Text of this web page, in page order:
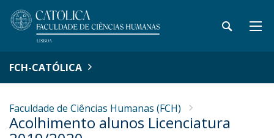
FCH-CATÓLICA
Faculdade de Ciências Humanas (FCH)
Acolhimento alunos Licenciatura